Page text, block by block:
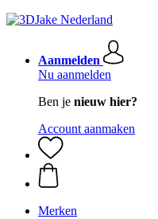
Aanmelden
Nu aanmelden
Ben je nieuw hier?
Account aanmaken
Merken